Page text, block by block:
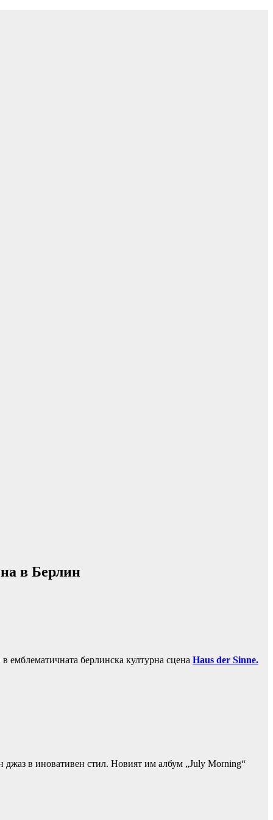
в Берлин
емблематичната берлинска културна сцена Haus der Sinne.
джаз в иновативен стил. Новият им албум „July Morning“